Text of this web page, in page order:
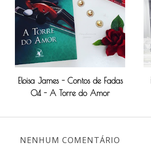
Eloisa James - Contos de Fadas
04 - A Torre do Amor
NENHUM COMENTÁRIO